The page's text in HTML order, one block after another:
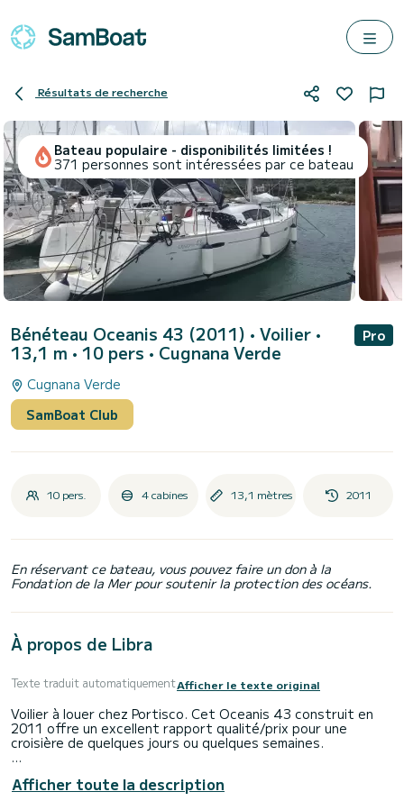
Résultats de recherche
Bateau populaire - disponibilités limitées !
371 personnes sont intéressées par ce bateau
Bénéteau Oceanis 43 (2011) • Voilier •
13,1 m • 10 pers • Cugnana Verde
Pro
Cugnana Verde
SamBoat Club
10 pers. 4 cabines 13,1 mètres 2011
En réservant ce bateau, vous pouvez faire un don à la
Fondation de la Mer pour soutenir la protection des océans.
À propos de Libra
Texte traduit automatiquementAfficher le texte original
Voilier à louer chez Portisco. Cet Oceanis 43 construit en
2011 offre un excellent rapport qualité/prix pour une
croisière de quelques jours ou quelques semaines.
capacité d'embarquement de 10 personnes. D'une longueur
totale de 13 mètres et d'une puissance de 54 chevaux, il
Afficher toute la description